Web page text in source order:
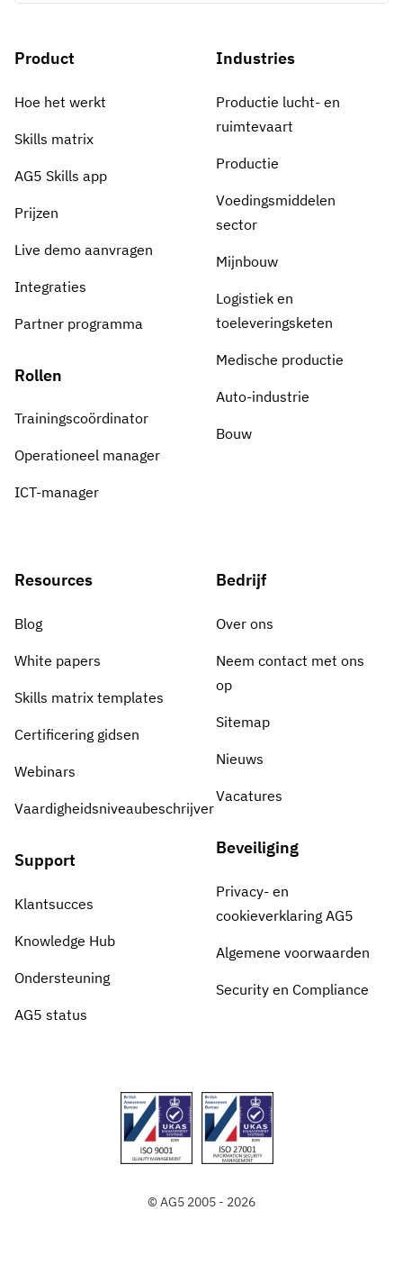
Product
Hoe het werkt
Skills matrix
AG5 Skills app
Prijzen
Live demo aanvragen
Integraties
Partner programma
Rollen
Trainingscoördinator
Operationeel manager
ICT-manager
Industries
Productie lucht- en
ruimtevaart
Productie
Voedingsmiddelen
sector
Mijnbouw
Logistiek en
toeleveringsketen
Medische productie
Auto-industrie
Bouw
Resources
Blog
White papers
Skills matrix templates
Certificering gidsen
Webinars
Vaardigheidsniveaubeschrijver
Support
Klantsucces
Knowledge Hub
Ondersteuning
AG5 status
Bedrijf
Over ons
Neem contact met ons
op
Sitemap
Nieuws
Vacatures
Beveiliging
Privacy- en
cookieverklaring AG5
Algemene voorwaarden
Security en Compliance
© AG5 2005 - 2026